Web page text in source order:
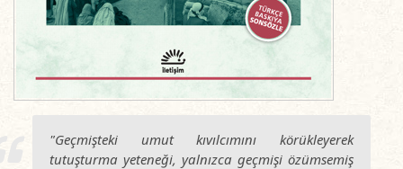
"Geçmişteki umut kıvılcımını körükleyerek
tutuşturma yeteneği, yalnızca geçmişi özümsemiş